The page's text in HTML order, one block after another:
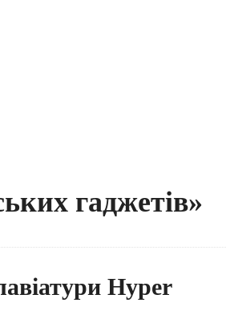
гаджетів»
Hyper